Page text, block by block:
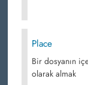
Place
Bir dosyanın
olarak almak